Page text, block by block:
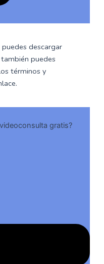
descargar
puedes
términos y
gratis?